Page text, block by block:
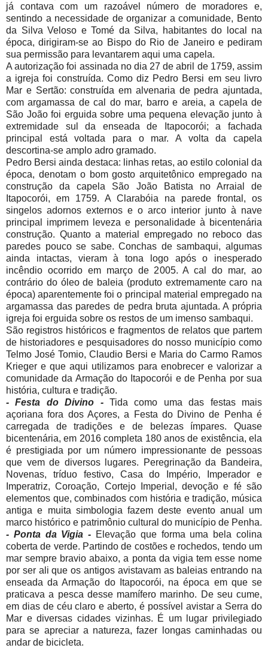
já contava com um razoável número de moradores e,
sentindo a necessidade de organizar a comunidade, Bento
da Silva Veloso e Tomé da Silva, habitantes do local na
época, dirigiram-se ao Bispo do Rio de Janeiro e pediram
sua permissão para levantarem aqui uma capela.
A autorização foi assinada no dia 27 de abril de 1759, assim
a igreja foi construída. Como diz Pedro Bersi em seu livro
Mar e Sertão: construída em alvenaria de pedra ajuntada,
com argamassa de cal do mar, barro e areia, a capela de
São João foi erguida sobre uma pequena elevação junto à
extremidade sul da enseada de Itapocorói; a fachada
principal está voltada para o mar. A volta da capela
descortina-se amplo adro gramado.
Pedro Bersi ainda destaca: linhas retas, ao estilo colonial da
época, denotam o bom gosto arquitetônico empregado na
construção da capela São João Batista no Arraial de
Itapocorói, em 1759. A Clarabóia na parede frontal, os
singelos adornos externos e o arco interior junto à nave
principal imprimem leveza e personalidade à bicentenária
construção. Quanto a material empregado no reboco das
paredes pouco se sabe. Conchas de sambaqui, algumas
ainda intactas, vieram à tona logo após o inesperado
incêndio ocorrido em março de 2005. A cal do mar, ao
contrário do óleo de baleia (produto extremamente caro na
época) aparentemente foi o principal material empregado na
argamassa das paredes de pedra bruta ajuntada. A própria
igreja foi erguida sobre os restos de um imenso sambaqui.
São registros históricos e fragmentos de relatos que partem
de historiadores e pesquisadores do nosso município como
Telmo José Tomio, Claudio Bersi e Maria do Carmo Ramos
Krieger e que aqui utilizamos para enobrecer e valorizar a
comunidade da Armação do Itapocorói e de Penha por sua
história, cultura e tradição.
- Festa do Divino -Tida como uma das festas mais
açoriana fora dos Açores, a Festa do Divino de Penha é
carregada de tradições e de belezas ímpares. Quase
bicentenária, em 2016 completa 180 anos de existência, ela
é prestigiada por um número impressionante de pessoas
que vem de diversos lugares. Peregrinação da Bandeira,
Novenas, tríduo festivo, Casa do Império, Imperador e
Imperatriz, Coroação, Cortejo Imperial, devoção e fé são
elementos que, combinados com história e tradição, música
antiga e muita simbologia fazem deste evento anual um
marco histórico e patrimônio cultural do município de Penha.
- Ponta da Vigia - Elevação que forma uma bela colina
coberta de verde. Partindo de costões e rochedos, tendo um
mar sempre bravio abaixo, a ponta da vigia tem esse nome
por ser ali que os antigos avistavam as baleias entrando na
enseada da Armação do Itapocorói, na época em que se
praticava a pesca desse mamífero marinho. De seu cume,
em dias de céu claro e aberto, é possível avistar a Serra do
Mar e diversas cidades vizinhas. É um lugar privilegiado
para se apreciar a natureza, fazer longas caminhadas ou
andar de bicicleta.